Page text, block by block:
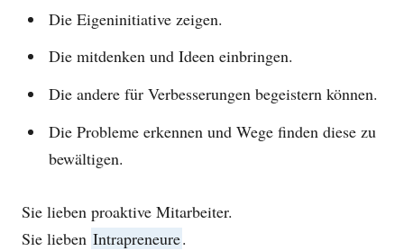
Die Eigeninitiative zeigen.
Die mitdenken und Ideen einbringen.
Die andere für Verbesserungen begeistern können.
Die Probleme erkennen und Wege finden diese zu
bewältigen.
Sie lieben proaktive Mitarbeiter.
Sie lieben Intrapreneure.